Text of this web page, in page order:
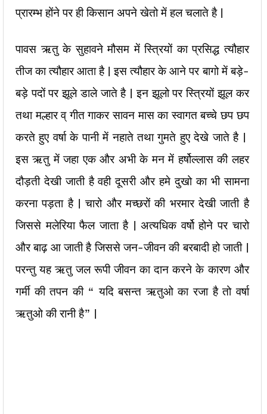
प्रारम्भ होंने पर ही किसान अपने खेतो में हल चलाते है |
पावस ऋतु के सुहावने मौसम में स्त्रियों का प्रसिद्ध त्यौहार
तीज का त्यौहार आता है | इस त्यौहार के आने पर बागो में बड़े-
बड़े पदों पर झूले डाले जाते है | इन झूलो पर स्त्रियों झूल कर
तथा मल्हार व् गीत गाकर सावन मास का स्वागत बच्चे छप छप
करते हुए वर्षा के पानी में नहाते तथा गुमते हुए देखे जाते है |
इस ऋतु में जहा एक और अभी के मन में हर्षोल्लास की लहर
दौड़ती देखी जाती है वही दूसरी और हमे दुखो का भी सामना
करना पड़ता है | चारो और मच्छरों की भरमार देखी जाती है
जिससे मलेरिया फैल जाता है | अत्यधिक वर्षो होने पर चारो
और बाढ़ आ जाती है जिससे जन-जीवन की बरबादी हो जाती |
परन्तु यह ऋतु जल रूपी जीवन का दान करने के कारण और
गर्मी की तपन की “ यदि बसन्त ऋतुओ का रजा है तो वर्षा
ऋतुओ की रानी है” |